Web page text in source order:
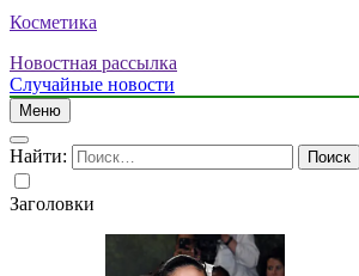
Косметика
Новостная рассылка
Случайные новости
Меню
Найти:
Заголовки